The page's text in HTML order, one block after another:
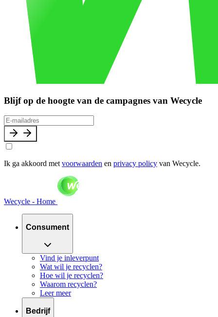
Blijf op de hoogte van de campagnes van Wecycle
Ik ga akkoord met voorwaarden en privacy policy van Wecycle.
Wecycle - Home
Consument
Vind je inleverpunt
Wat wil je recyclen?
Hoe wil je recyclen?
Waarom recyclen?
Leer meer
Bedrijf